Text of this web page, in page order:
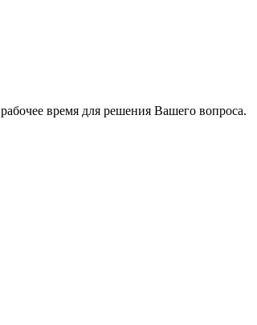
время для решения Вашего вопроса.